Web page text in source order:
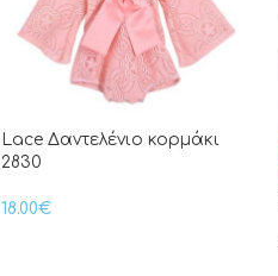
Lace Δαντελένιο κορμάκι
2830
18.00€